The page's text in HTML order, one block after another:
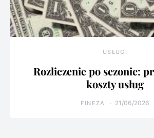
USŁUGI
Rozliczenie po sezonie:
koszty usług
FINEZA 21/06/2026